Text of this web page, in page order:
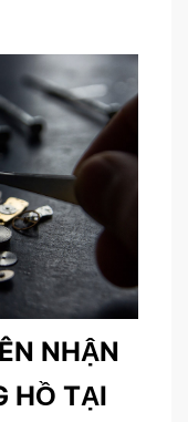
NHẬN
HỒ TẠI